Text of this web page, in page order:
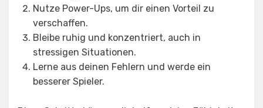
Nutze Power-Ups, um dir einen Vorteil zu
verschaffen.
Bleibe ruhig und konzentriert, auch in
stressigen Situationen.
Lerne aus deinen Fehlern und werde ein
besserer Spieler.